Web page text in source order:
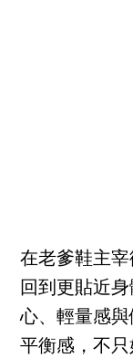
在老爹鞋主
回到更貼近
心、輕量感
平衡感，不只